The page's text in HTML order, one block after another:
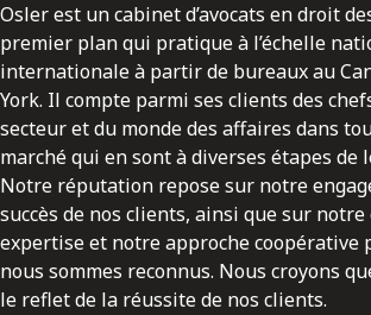
Osler est un cabinet d’avocats en droit
premier plan qui pratique à l’échelle
internationale à partir de bureaux au
York. Il compte parmi ses clients des
secteur et du monde des affaires dans
marché qui en sont à diverses étapes de
Notre réputation repose sur notre
succès de nos clients, ainsi que sur
expertise et notre approche coopérative
nous sommes reconnus. Nous croyons
le reflet de la réussite de nos clients.